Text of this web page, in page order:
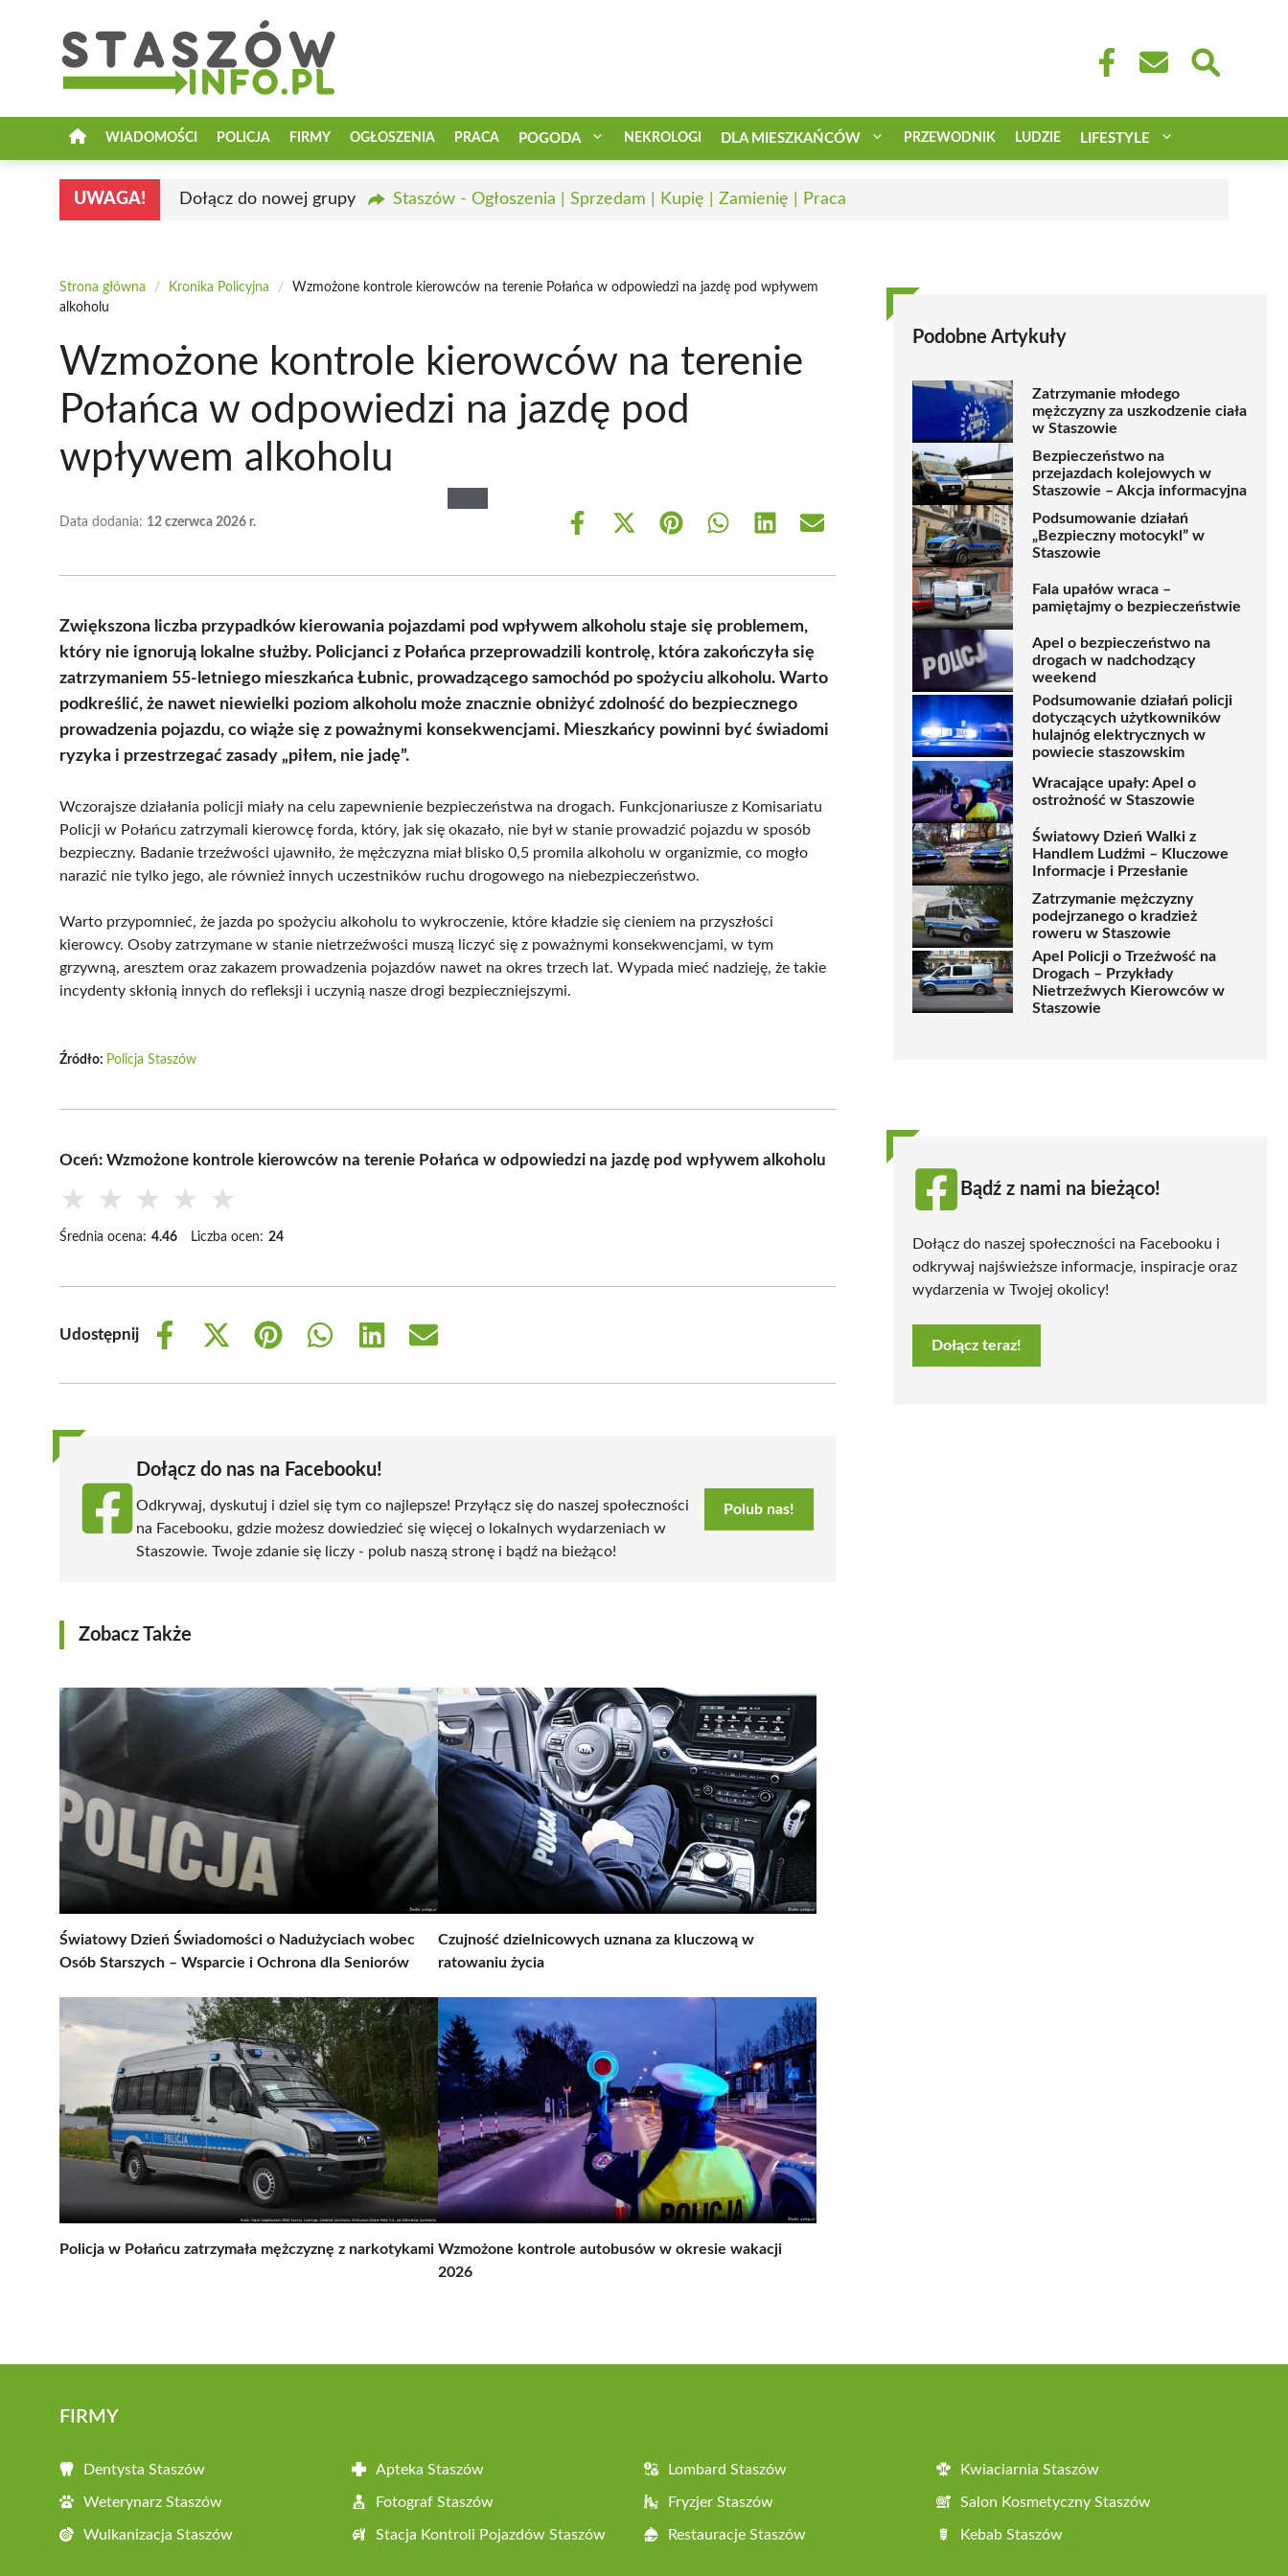
WIADOMOŚCI POLICJA FIRMY OGŁOSZENIA PRACA POGODA NEKROLOGI DLA MIESZKAŃCÓW PRZEWODNIK LUDZIE LIFESTYLE
UWAGA! Dołącz do nowej grupy Staszów - Ogłoszenia | Sprzedam | Kupię | Zamienię | Praca
Strona główna / Kronika Policyjna /
Wzmożone kontrole kierowców na terenie Połańca w odpowiedzi na jazdę pod wpływem
alkoholu
Wzmożone kontrole kierowców na terenie
Połańca w odpowiedzi na jazdę pod
wpływem alkoholu
Data dodania: 12 czerwca 2026 r.
Share
Share
(Twitter)
Share Share Share Share
Zwiększona liczba przypadków kierowania pojazdami pod wpływem alkoholu staje się problemem,
który nie ignorują lokalne służby. Policjanci z Połańca przeprowadzili kontrolę, która zakończyła się
zatrzymaniem 55-letniego mieszkańca Łubnic, prowadzącego samochód po spożyciu alkoholu. Warto
podkreślić, że nawet niewielki poziom alkoholu może znacznie obniżyć zdolność do bezpiecznego
prowadzenia pojazdu, co wiąże się z poważnymi konsekwencjami. Mieszkańcy powinni być świadomi
ryzyka i przestrzegać zasady „piłem, nie jadę”.
Wczorajsze działania policji miały na celu zapewnienie bezpieczeństwa na drogach. Funkcjonariusze z Komisariatu
Policji w Połańcu zatrzymali kierowcę forda, który, jak się okazało, nie był w stanie prowadzić pojazdu w sposób
bezpieczny. Badanie trzeźwości ujawniło, że mężczyzna miał blisko 0,5 promila alkoholu w organizmie, co mogło
narazić nie tylko jego, ale również innych uczestników ruchu drogowego na niebezpieczeństwo.
Warto przypomnieć, że jazda po spożyciu alkoholu to wykroczenie, które kładzie się cieniem na przyszłości
kierowcy. Osoby zatrzymane w stanie nietrzeźwości muszą liczyć się z poważnymi konsekwencjami, w tym
grzywną, aresztem oraz zakazem prowadzenia pojazdów nawet na okres trzech lat. Wypada mieć nadzieję, że takie
incydenty skłonią innych do refleksji i uczynią nasze drogi bezpieczniejszymi.
Źródło: Policja Staszów
Oceń: Wzmożone kontrole kierowców na terenie Połańca w odpowiedzi na jazdę pod wpływem alkoholu
★ ★ ★ ★ ★
Średnia ocena: 4.46 Liczba ocen: 24
Udostępnij
Share
Share
(Twitter)
Share
Share
Share
Share
Dołącz do nas na Facebooku!
Odkrywaj, dyskutuj i dziel się tym co najlepsze! Przyłącz się do naszej społeczności
na Facebooku, gdzie możesz dowiedzieć się więcej o lokalnych wydarzeniach w
Staszowie. Twoje zdanie się liczy - polub naszą stronę i bądź na bieżąco!
Polub nas!
Zobacz Także
Światowy Dzień Świadomości o Nadużyciach wobec
Osób Starszych – Wsparcie i Ochrona dla Seniorów
Czujność dzielnicowych uznana za kluczową w
ratowaniu życia
Policja w Połańcu zatrzymała mężczyznę z narkotykami Wzmożone kontrole autobusów w okresie wakacji
2026
Podobne Artykuły
Zatrzymanie młodego
mężczyzny za uszkodzenie ciała
w Staszowie
Bezpieczeństwo na
przejazdach kolejowych w
Staszowie – Akcja informacyjna
Podsumowanie działań
„Bezpieczny motocykl” w
Staszowie
Fala upałów wraca –
pamiętajmy o bezpieczeństwie
Apel o bezpieczeństwo na
drogach w nadchodzący
weekend
Podsumowanie działań policji
dotyczących użytkowników
hulajnóg elektrycznych w
powiecie staszowskim
Wracające upały: Apel o
ostrożność w Staszowie
Światowy Dzień Walki z
Handlem Ludźmi – Kluczowe
Informacje i Przesłanie
Zatrzymanie mężczyzny
podejrzanego o kradzież
roweru w Staszowie
Apel Policji o Trzeźwość na
Drogach – Przykłady
Nietrzeźwych Kierowców w
Staszowie
Bądź z nami na bieżąco!
Dołącz do naszej społeczności na Facebooku i
odkrywaj najświeższe informacje, inspiracje oraz
wydarzenia w Twojej okolicy!
Dołącz teraz!
FIRMY
Dentysta Staszów Apteka Staszów Lombard Staszów Kwiaciarnia Staszów
Weterynarz Staszów Fotograf Staszów Fryzjer Staszów Salon Kosmetyczny Staszów
Wulkanizacja Staszów Stacja Kontroli Pojazdów Staszów Restauracje Staszów Kebab Staszów